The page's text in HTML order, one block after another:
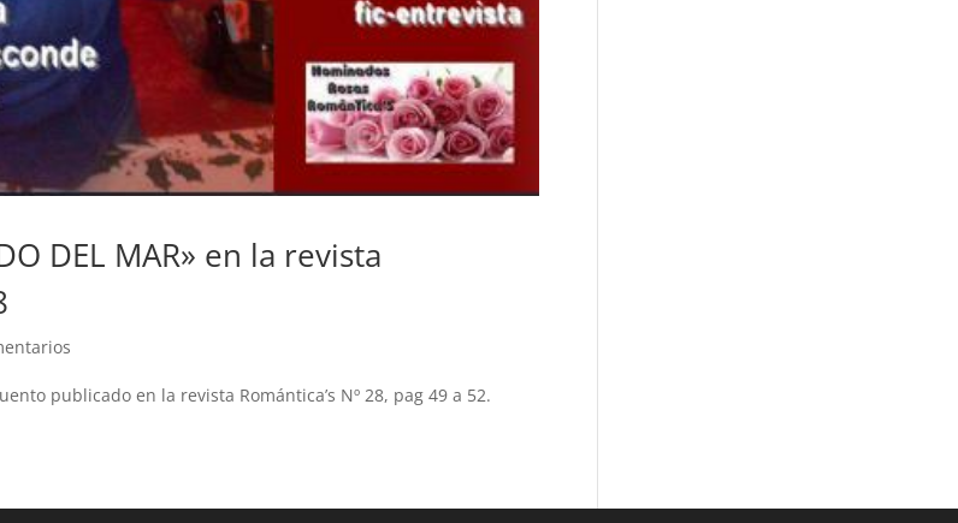
DEL MAR» en la revista
publicado en la revista Romántica’s Nº 28, pag 49 a 52.